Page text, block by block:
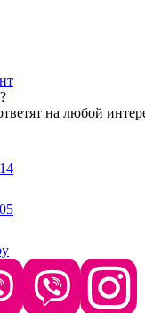
на любой